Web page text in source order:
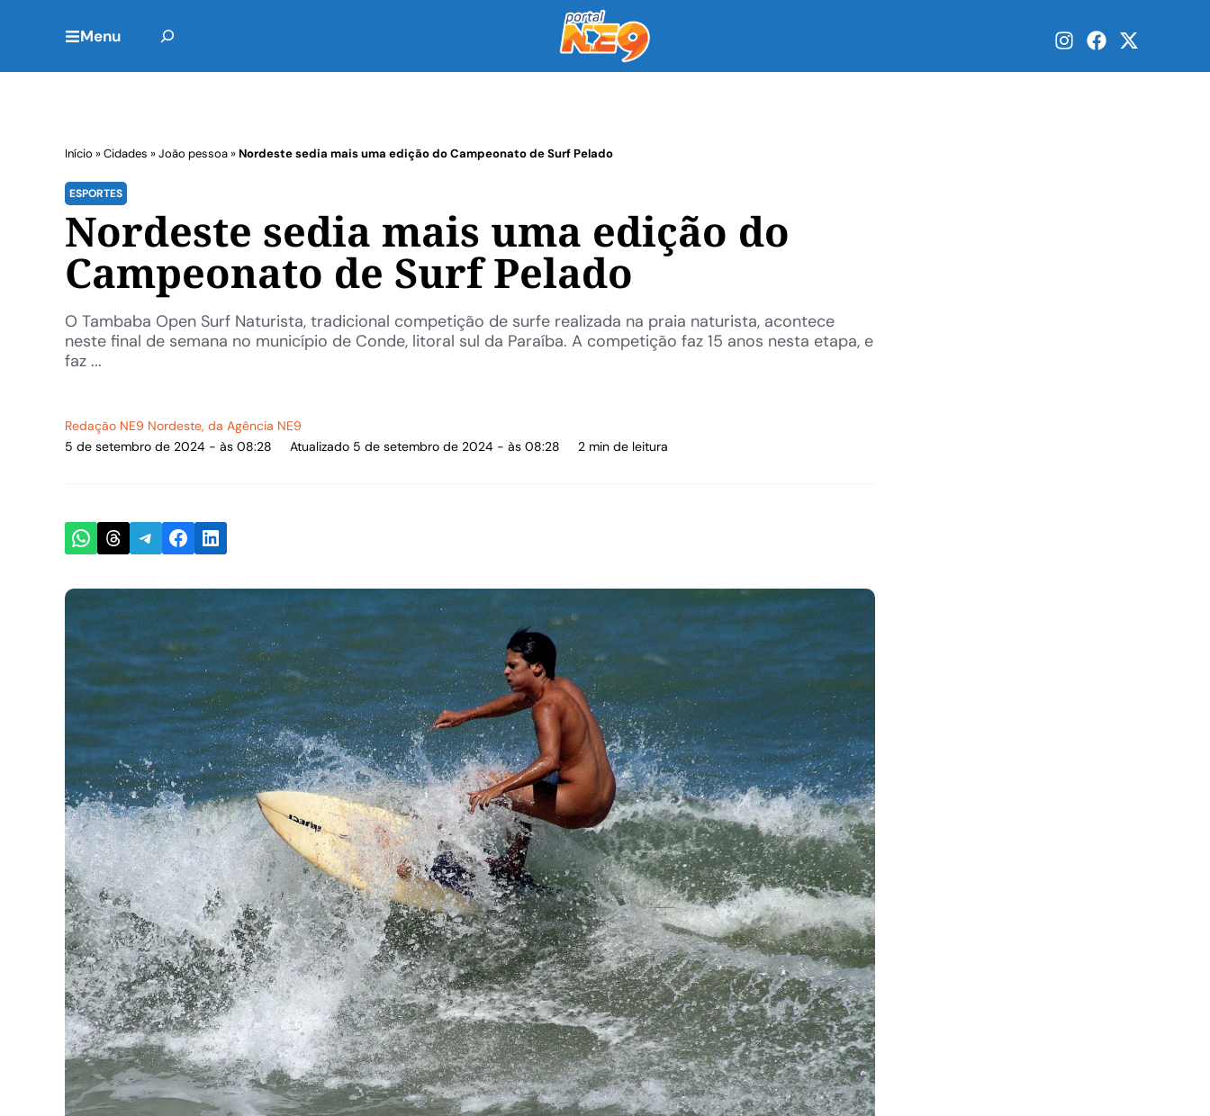
Menu
Início »Cidades »João pessoa»Nordeste sedia mais uma edição do Campeonato de Surf Pelado
ESPORTES
Nordeste sedia mais uma edição do
Campeonato de Surf Pelado
O Tambaba Open Surf Naturista, tradicional competição de surfe realizada na praia naturista, acontece
neste final de semana no município de Conde, litoral sul da Paraíba. A competição faz 15 anos nesta etapa, e
faz ...
Redação NE9 Nordeste, da Agência NE9
5 de setembro de 2024 - às 08:28
Atualizado 5 de setembro de 2024 - às 08:28 2 min de leitura
Share on WhatsApp
Share on Threads
Share on Telegram
Share on Facebook
Share on LinkedIn